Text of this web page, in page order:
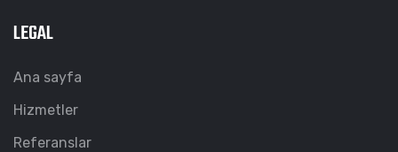
LEGAL
Ana sayfa
Hizmetler
Referanslar